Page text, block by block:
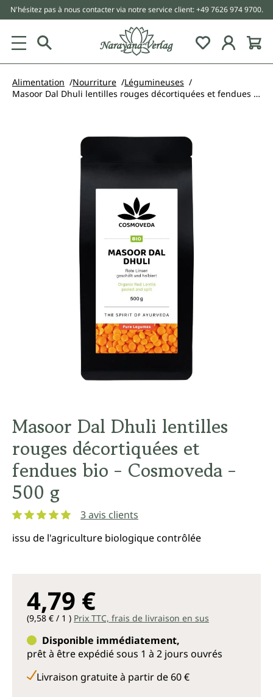
principal
N'hésitez pas à nous contacter via notre service client: +49 7626 974 9700.
Alimentation Nourriture
Légumineuses
Masoor Dal Dhuli lentilles rouges décortiquées et fendues bio - Cosmoveda - 500 g
Masoor Dal Dhuli lentilles
rouges décortiquées et
fendues bio - Cosmoveda -
500 g
3 avis clients
issu de l'agriculture biologique contrôlée
4,79 €
(9,58 € / 1 ) Prix TTC, frais de livraison en sus
Disponible immédiatement,
prêt à être expédié sous 1 à 2 jours ouvrés
Livraison gratuite à partir de 60 €